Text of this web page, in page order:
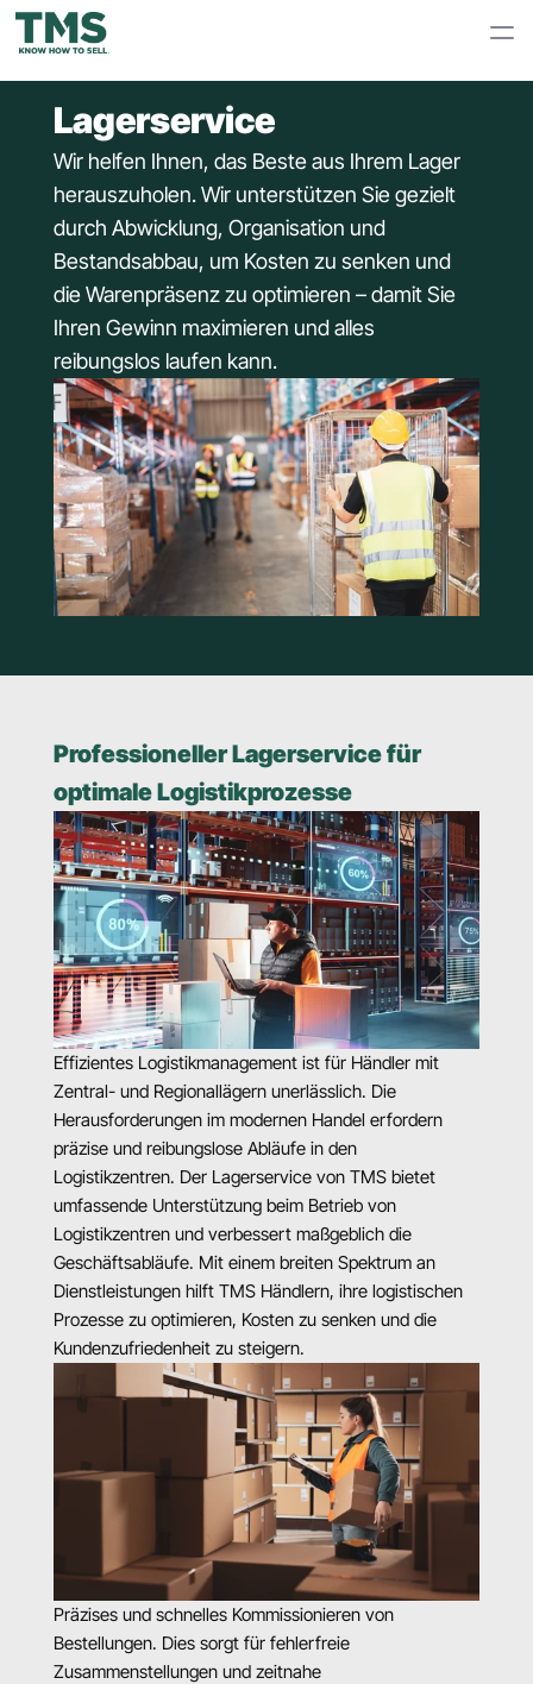
Lagerservice
Wir helfen Ihnen, das Beste aus Ihrem Lager
herauszuholen. Wir unterstützen Sie gezielt
durch Abwicklung, Organisation und
Bestandsabbau, um Kosten zu senken und
die Warenpräsenz zu optimieren – damit Sie
Ihren Gewinn maximieren und alles
reibungslos laufen kann.
Professioneller Lagerservice für
optimale Logistikprozesse
Effizientes Logistikmanagement ist für Händler mit
Zentral- und Regionallägern unerlässlich. Die
Herausforderungen im modernen Handel erfordern
präzise und reibungslose Abläufe in den
Logistikzentren. Der Lagerservice von TMS bietet
umfassende Unterstützung beim Betrieb von
Logistikzentren und verbessert maßgeblich die
Geschäftsabläufe. Mit einem breiten Spektrum an
Dienstleistungen hilft TMS Händlern, ihre logistischen
Prozesse zu optimieren, Kosten zu senken und die
Kundenzufriedenheit zu steigern.
Präzises und schnelles Kommissionieren von
Bestellungen. Dies sorgt für fehlerfreie
Zusammenstellungen und zeitnahe